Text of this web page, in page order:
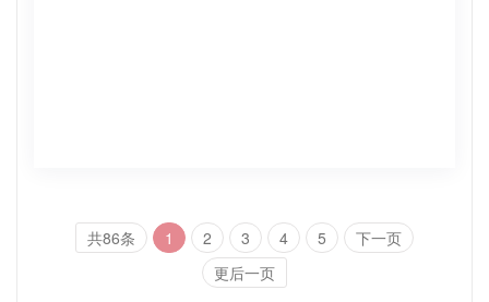
共86条 1 2 3 4 5
下一页
更后一页